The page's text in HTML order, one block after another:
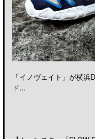
「イノヴェイト」が横
ド...